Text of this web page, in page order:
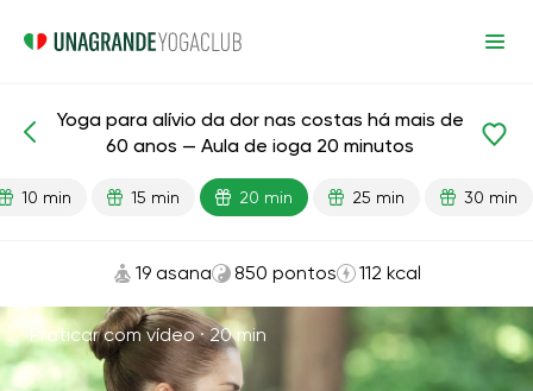
Aulas prontas Idade
Yoga para alívio da dor nas costas há mais de
60 anos — Aula de ioga 20 minutos
10 min 15 min 20 min 25 min 30 min
19 asana 850 pontos 112 kcal
Praticar com vídeo ·20 min